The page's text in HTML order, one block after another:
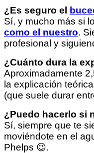
¿Es seguro el
Sí, y mucho más si
como el nuestro.
profesional y
¿Cuánto dura la
Aproximadamente
la explicación
(que suele durar
¿Puedo hacerlo si
Sí, siempre que te
moviéndote en el
Phelps 😉.